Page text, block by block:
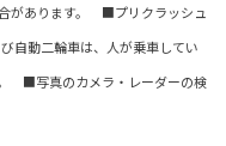
があります。 ■プリクラッシュ
自動二輪車は、人が乗車してい
■写真のカメラ・レーダーの検